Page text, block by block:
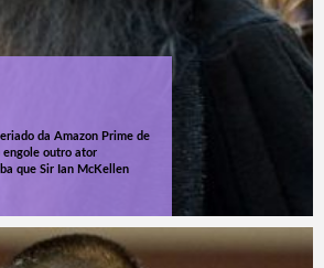
da Amazon Prime de
engole outro ator
que Sir Ian McKellen